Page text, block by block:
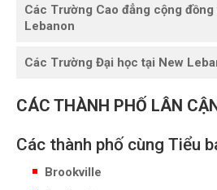
Các Trường Cao đẳng cộng đồng
Lebanon
Các Trường Đại học tại New
CÁC THÀNH PHỐ LÂN
Các thành phố cùng Tiểu
Brookville